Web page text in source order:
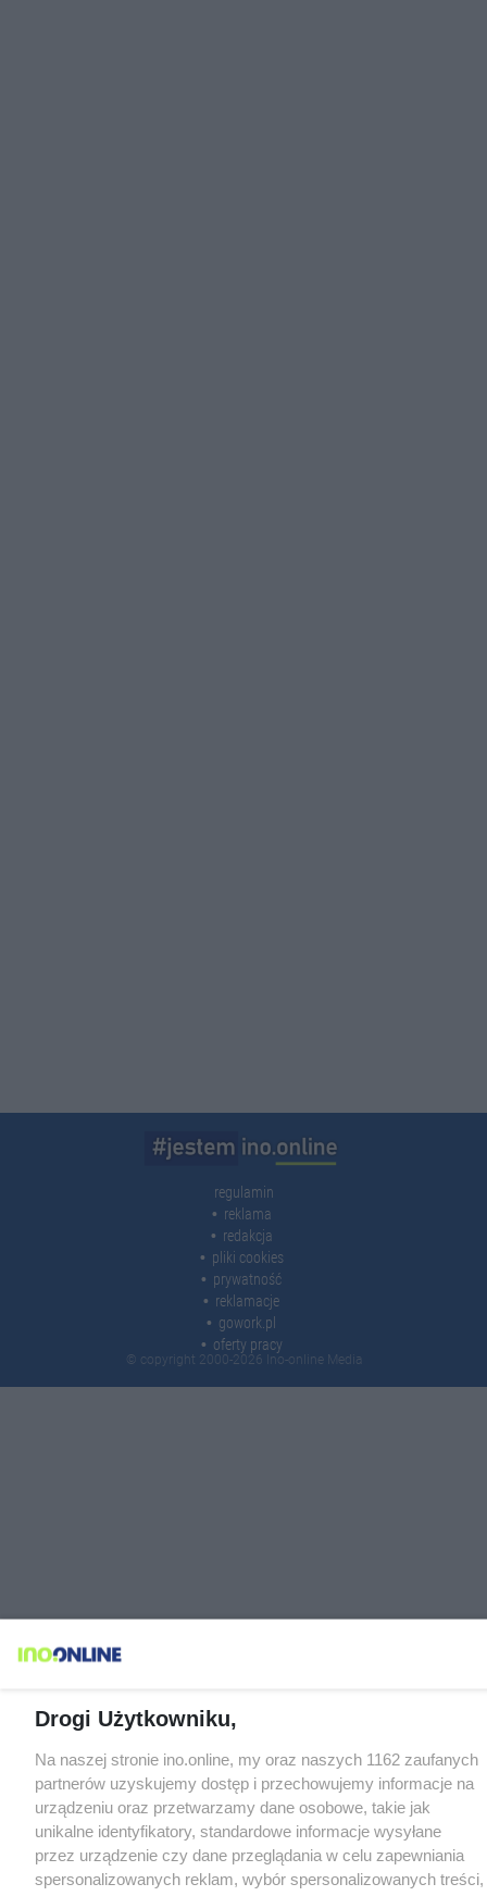
regulamin
reklama
redakcja
pliki cookies
prywatność
reklamacje
gowork.pl
oferty pracy
© copyright 2000-2026 Ino-online Media
Drogi Użytkowniku,
Na naszej stronie ino.online, my oraz naszych 1162 zaufanych
partnerów uzyskujemy dostęp i przechowujemy informacje na
urządzeniu oraz przetwarzamy dane osobowe, takie jak
unikalne identyfikatory, standardowe informacje wysyłane
przez urządzenie czy dane przeglądania w celu zapewniania
spersonalizowanych reklam, wybór spersonalizowanych treści,